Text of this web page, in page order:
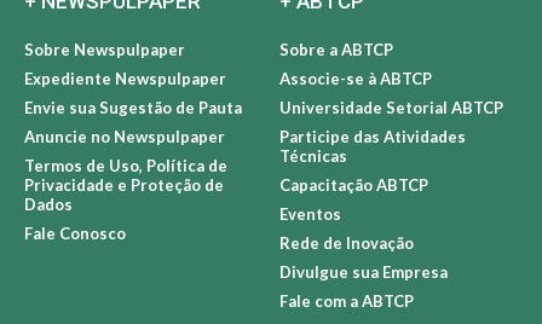
Sobre Newspulpaper
Expediente Newspulpaper
Envie sua Sugestão de Pauta
Anuncie no Newspulpaper
Termos de Uso, Política de
Privacidade e Proteção de
Dados
Fale Conosco
Sobre a ABTCP
Associe-se à ABTCP
Universidade Setorial ABTCP
Participe das Atividades
Técnicas
Capacitação ABTCP
Eventos
Rede de Inovação
Divulgue sua Empresa
Fale com a ABTCP